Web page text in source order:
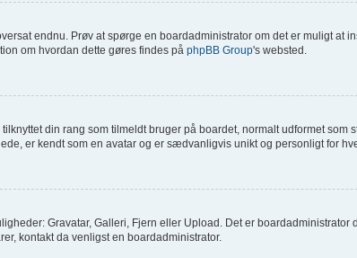
endnu. Prøv at spørge en boardadministrator om det er muligt at
om hvordan dette gøres findes på phpBB Group's websted.
din rang som tilmeldt bruger på boardet, normalt udformet som
er kendt som en avatar og er sædvanligvis unikt og personligt for
Gravatar, Galleri, Fjern eller Upload. Det er boardadministrator
kontakt da venligst en boardadministrator.